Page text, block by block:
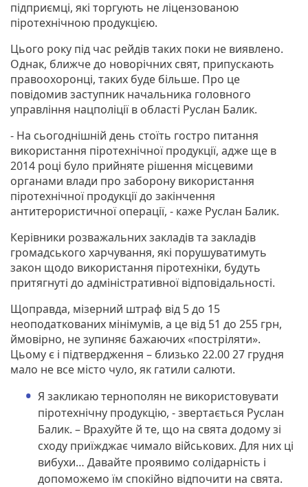
підприємці, які торгують не ліцензованою
піротехнічною продукцією.
Цього року під час рейдів таких поки не виявлено.
Однак, ближче до новорічних свят, припускають
правоохоронці, таких буде більше. Про це
повідомив заступник начальника головного
управління нацполіції в області Руслан Балик.
- На сьогоднішній день стоїть гостро питання
використання піротехнічної продукції, адже ще в
2014 році було прийняте рішення місцевими
органами влади про заборону використання
піротехнічної продукції до закінчення
антитерористичної операції, - каже Руслан Балик.
Керівники розважальних закладів та закладів
громадського харчування, які порушуватимуть
закон щодо використання піротехніки, будуть
притягнуті до адміністративної відповідальності.
Щоправда, мізерний штраф від 5 до 15
неоподаткованих мінімумів, а це від 51 до 255 грн,
ймовірно, не зупиняє бажаючих «постріляти».
Цьому є і підтвердження – близько 22.00 27 грудня
мало не все місто чуло, як гатили салюти.
Я закликаю тернополян не використовувати
піротехнічну продукцію, - звертається Руслан
Балик. – Врахуйте й те, що на свята додому зі
сходу приїжджає чимало військових. Для них ці
вибухи… Давайте проявимо солідарність і
допоможемо їм спокійно відпочити на свята.